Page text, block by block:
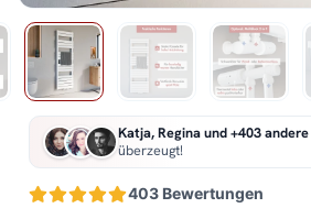
403 Bewertungen
Katja, Regina und +403 andere
überzeugt!